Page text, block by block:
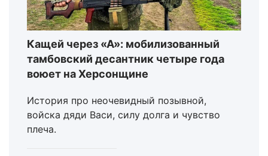
Кащей через «А»: мобилизованный
тамбовский десантник четыре года
воюет на Херсонщине
История про неочевидный позывной,
войска дяди Васи, силу долга и чувство
плеча.